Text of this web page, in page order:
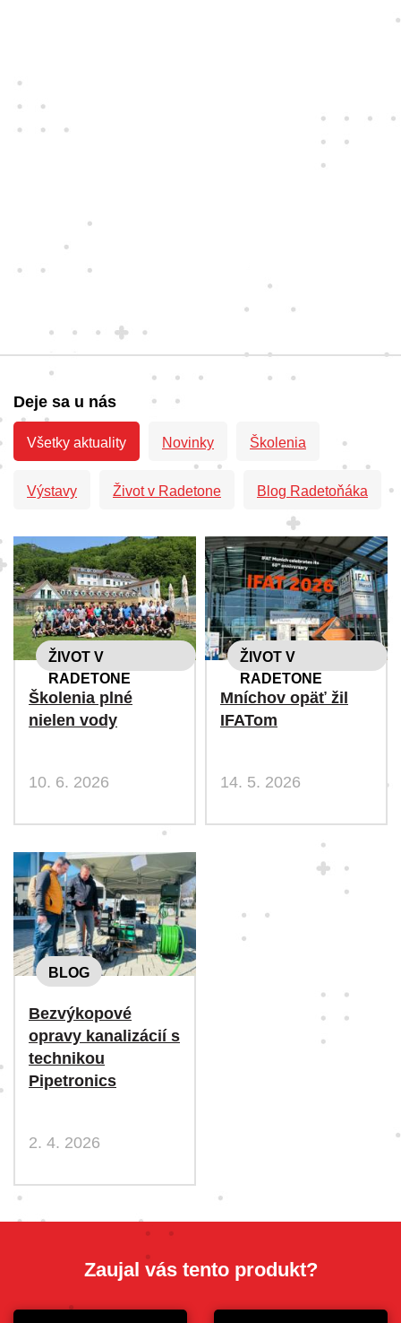
Deje sa u nás
Všetky aktuality Novinky Školenia
Výstavy Život v Radetone Blog Radetoňáka
ŽIVOT V
RADETONE
Školenia plné
nielen vody
10. 6. 2026
ŽIVOT V
RADETONE
Mníchov opäť žil
IFATom
14. 5. 2026
BLOG
Bezvýkopové
opravy kanalizácií s
technikou
Pipetronics
2. 4. 2026
Zaujal vás tento produkt?